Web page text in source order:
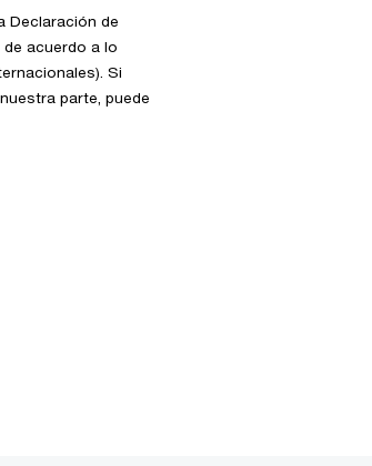
Declaración de
acuerdo a lo
Si
parte, puede